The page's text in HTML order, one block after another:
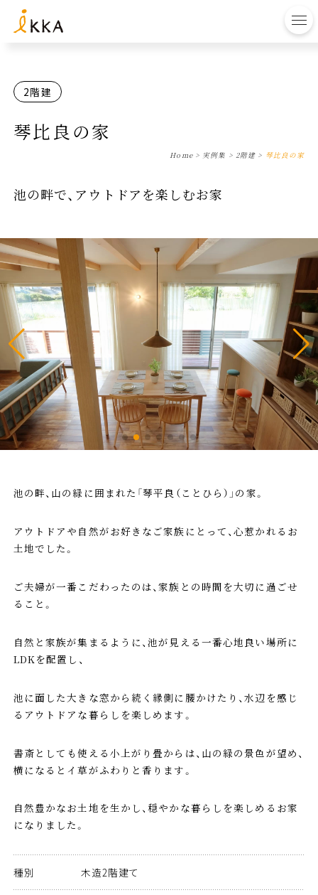
2階建
琴比良の家
Home> 実例集 > 2階建 > 琴比良の家
池の畔で、アウトドアを楽しむお家
池の畔、山の緑に囲まれた「琴平良（ことひら）」の家。
アウトドアや自然がお好きなご家族にとって、心惹かれるお
土地でした。
ご夫婦が一番こだわったのは、家族との時間を大切に過ごせ
ること。
自然と家族が集まるように、池が見える一番心地良い場所に
LDKを配置し、
池に面した大きな窓から続く縁側に腰かけたり、水辺を感じ
るアウトドアな暮らしを楽しめます。
書斎としても使える小上がり畳からは、山の緑の景色が望め、
横になるとイ草がふわりと香ります。
自然豊かなお土地を生かし、穏やかな暮らしを楽しめるお家
になりました。
種別 木造2階建て